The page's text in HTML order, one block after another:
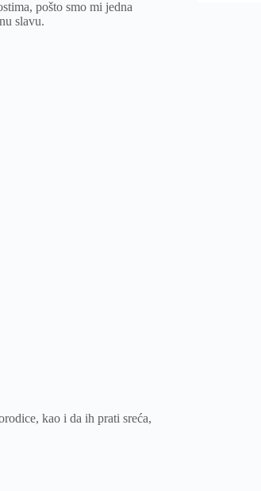
pošto smo mi jedna
slavu.
kao i da ih prati sreća,